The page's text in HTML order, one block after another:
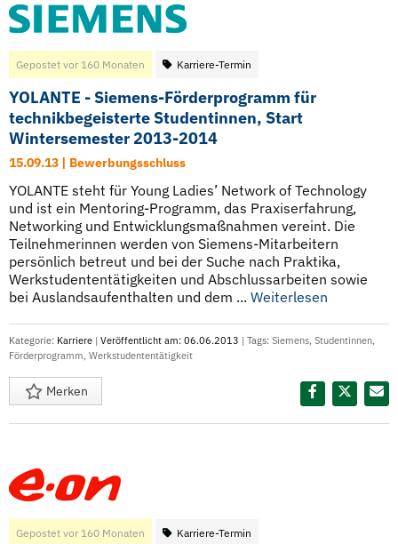
Gepostet vor 160 Monaten Karriere-Termin
YOLANTE - Siemens-Förderprogramm für
technikbegeisterte Studentinnen, Start
Wintersemester 2013-2014
15.09.13 | Bewerbungsschluss
YOLANTE steht für Young Ladies’ Network of Technology
und ist ein Mentoring-Programm, das Praxiserfahrung,
Networking und Entwicklungsmaßnahmen vereint. Die
Teilnehmerinnen werden von Siemens-Mitarbeitern
persönlich betreut und bei der Suche nach Praktika,
Werkstudententätigkeiten und Abschlussarbeiten sowie
bei Auslandsaufenthalten und dem ... Weiterlesen
Kategorie: Karriere | Veröffentlicht am: 06.06.2013 | Tags: Siemens, Studentinnen,
Förderprogramm, Werkstudententätigkeit
Merken
Gepostet vor 160 Monaten Karriere-Termin